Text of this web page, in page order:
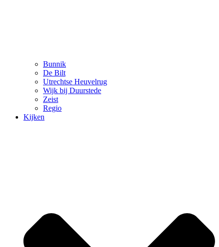
Bunnik
De Bilt
Utrechtse Heuvelrug
Wijk bij Duurstede
Zeist
Regio
Kijken